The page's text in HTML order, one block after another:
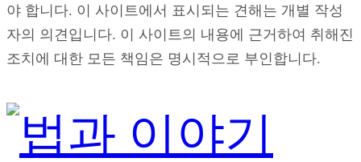
야 합니다. 이 사이트에서 표시되는 견해는 개별 작성
자의 의견입니다. 이 사이트의 내용에 근거하여 취해진
조치에 대한 모든 책임은 명시적으로 부인합니다.